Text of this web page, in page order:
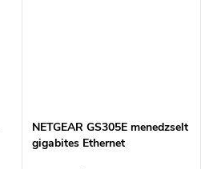
NETGEAR GS305E menedzselt
gigabites Ethernet